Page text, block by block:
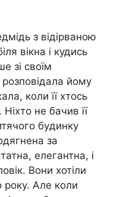
з відірваною
вікна і кудись
зі своїм
йому
коли її хтось
не бачив її
бyдинку
за
елегантна, і
Вони хотіли
року. Але коли